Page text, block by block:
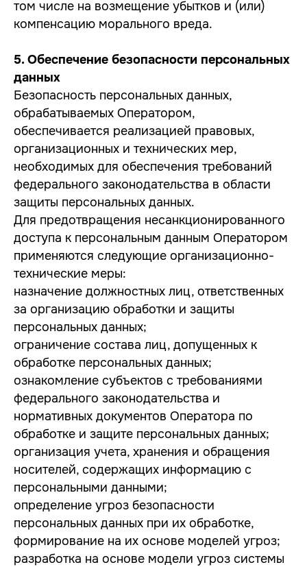
том числе на возмещение убытков и (или)
компенсацию морального вреда.
5. Обеспечение безопасности персональных
данных
Безопасность персональных данных,
обрабатываемых Оператором,
обеспечивается реализацией правовых,
организационных и технических мер,
необходимых для обеспечения требований
федерального законодательства в области
защиты персональных данных.
Для предотвращения несанкционированного
доступа к персональным данным Оператором
применяются следующие организационно-
технические меры:
назначение должностных лиц, ответственных
за организацию обработки и защиты
персональных данных;
ограничение состава лиц, допущенных к
обработке персональных данных;
ознакомление субъектов с требованиями
федерального законодательства и
нормативных документов Оператора по
обработке и защите персональных данных;
организация учета, хранения и обращения
носителей, содержащих информацию с
персональными данными;
определение угроз безопасности
персональных данных при их обработке,
формирование на их основе моделей угроз;
разработка на основе модели угроз системы